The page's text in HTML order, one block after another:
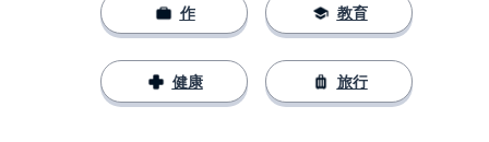
作
健康
教育
旅行